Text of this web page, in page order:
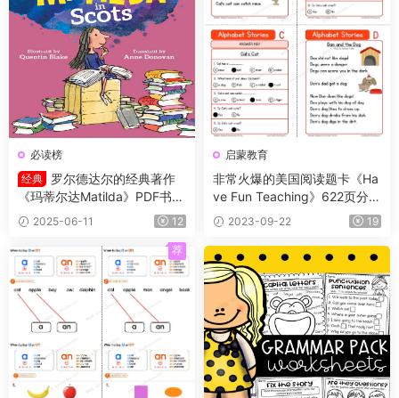
必读榜
经典
罗尔德达尔的经典著作
《玛蒂尔达Matilda》PDF书籍
+练习册
2025-06-11 12
启蒙教育
非常火爆的美国阅读题卡《Ha
ve Fun Teaching》622页分级
阅读练习纸，从字母开始一路
升级
2023-09-22 19
荐